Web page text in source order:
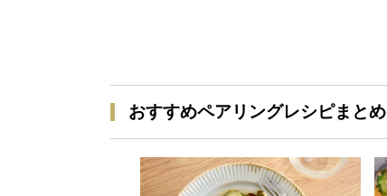
おすすめペアリングレシピまとめ